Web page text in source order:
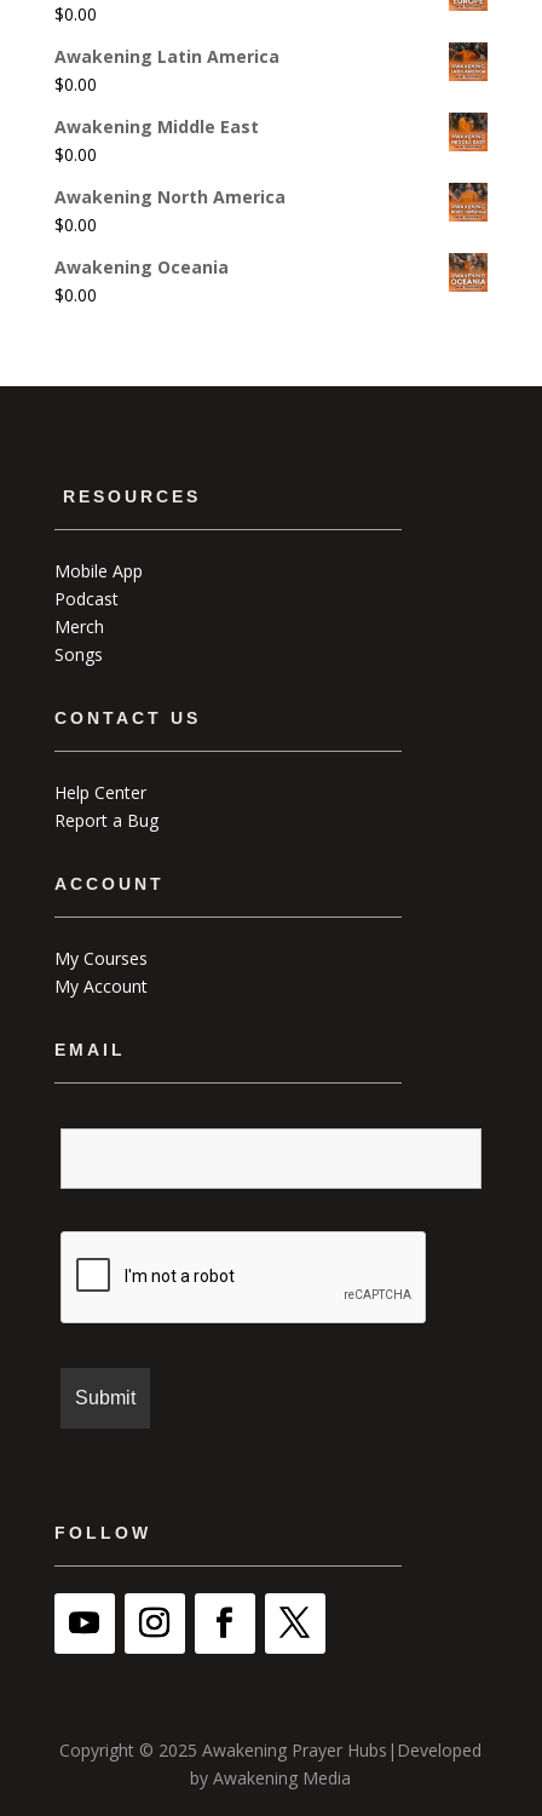
$0.00
Awakening Latin America
$0.00
Awakening Middle East
$0.00
Awakening North America
$0.00
Awakening Oceania
$0.00
RESOURCES
Mobile App
Podcast
Merch
Songs
CONTACT US
Help Center
Report a Bug
ACCOUNT
My Courses
My Account
EMAIL
FOLLOW
Copyright © 2025 Awakening Prayer Hubs|Developed
by Awakening Media